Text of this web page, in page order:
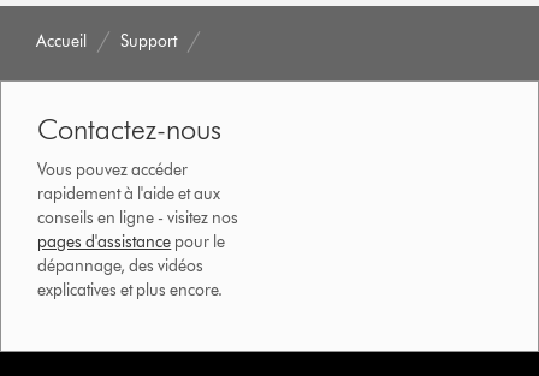
Accueil Support
Contactez-nous
Vous pouvez accéder
rapidement à l'aide et aux
conseils en ligne - visitez nos
pages d'assistance pour le
dépannage, des vidéos
explicatives et plus encore.